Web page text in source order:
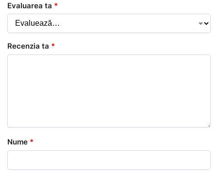
Evaluarea ta *
Recenzia ta *
Nume *